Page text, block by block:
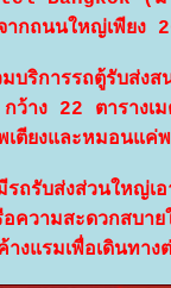
กถนนใหญ่เพียง
ริการรถตู้รับส่งส
ง 22 ตารางเมต
ตียงและหมอนแค่
รับส่งส่วนใหญ่เอ
ความสะดวกสบา
งแรมเพื่อเดินทา